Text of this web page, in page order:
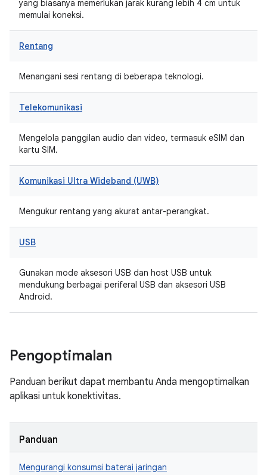
yang biasanya memerlukan jarak kurang lebih 4 cm untuk
memulai koneksi.
Rentang
Menangani sesi rentang di beberapa teknologi.
Telekomunikasi
Mengelola panggilan audio dan video, termasuk eSIM dan
kartu SIM.
Komunikasi Ultra Wideband (UWB)
Mengukur rentang yang akurat antar-perangkat.
USB
Gunakan mode aksesori USB dan host USB untuk
mendukung berbagai periferal USB dan aksesori USB
Android.
Pengoptimalan
Panduan berikut dapat membantu Anda mengoptimalkan
aplikasi untuk konektivitas.
Panduan
Mengurangi konsumsi baterai jaringan